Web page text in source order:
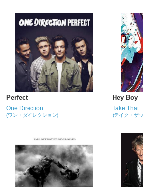
Perfect
One Direction
(ワン・ダイレクション)
Hey Boy
Take That
(テイク・ザ